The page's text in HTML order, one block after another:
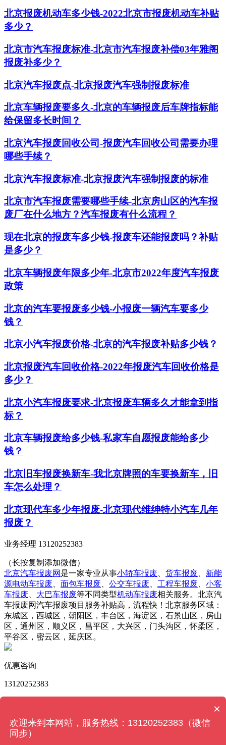
北京报废机动车多少钱-2022北京市报废机动车补贴
多少？
北京市汽车报废标准-北京市汽车报废补偿03年雅阁
报废补多少？
北京汽车报废点-北京报废汽车强制报废标准
北京车辆报废要多久-北京的车辆报废后车牌指标能
给保留多长时间？
北京汽车报废回收公司-报废汽车回收公司需要办理
哪些手续？
北京汽车报废标准-北京报废汽车强制报废的标准
北京市汽车报废需要哪些手续-北京房山区的汽车报
废厂在什么地方？汽车报废有什么流程？
现在北京的报废车多少钱-报废车还能报废吗？补贴
是多少？
北京车辆报废年限多少年-北京市2022年度汽车报废
政策
北京的汽车要报废多少钱-小报废一辆汽车要多少
钱？
北京小汽车报废价格-北京的汽车报废补贴多少钱？
北京报废汽车回收价格-2022年报废汽车回收价格是
多少？
北京小汽车报废要求-北京报废车辆多久才能拿到指
标？
北京车辆报废给多少钱-私家车自愿报废能给多少
钱？
北京旧车报废换新车-我北京牌照的车要换新车，旧
车怎么处理？
北京现代车多少年报废-北京现代维绅特小汽车几年
报废？
业务经理 13120252383
（长按复制添加微信）
北京汽车报废网 是一家专业从事小轿车报废 货车报废
新能
源电动车报废
面包车报废 公交车报废 工程车报废
小客
车报废
大巴车报废等不同类型机动车报废相关服务。北京汽
车报废网汽车报废项目服务补贴高，流程快！北京服务区域：
东城区，西城区，朝阳区，丰台区，海淀区，石景山区，房山
区，通州区，顺义区，昌平区，大兴区，门头沟区，怀柔区，
平谷区，密云区，延庆区。
优惠咨询
13120252383
×
欢迎来到本网站，服务热线：13120252383（微信
同步）